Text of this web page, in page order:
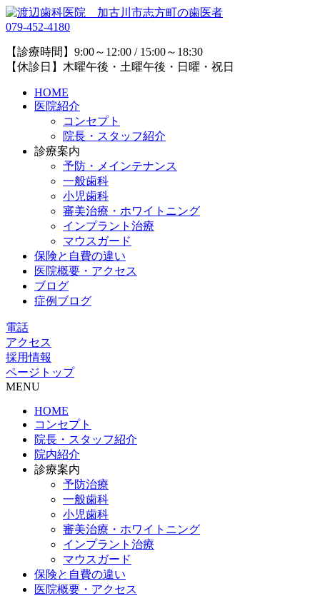
079-452-4180
【診療時間】9:00～12:00 / 15:00～18:30
【休診日】木曜午後・土曜午後・日曜・祝日
HOME
医院紹介
コンセプト
院長・スタッフ紹介
診療案内
予防・メインテナンス
一般歯科
小児歯科
審美治療・ホワイトニング
インプラント治療
マウスガード
保険と自費の違い
医院概要・アクセス
ブログ
症例ブログ
電話
アクセス
採用情報
ページトップ
MENU
HOME
コンセプト
院長・スタッフ紹介
院内紹介
診療案内
予防治療
一般歯科
小児歯科
審美治療・ホワイトニング
インプラント治療
マウスガード
保険と自費の違い
医院概要・アクセス